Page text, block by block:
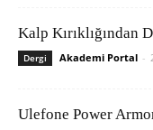
Kalp Kırıklığından
Dergi Akademi Portal -
Ulefone Power